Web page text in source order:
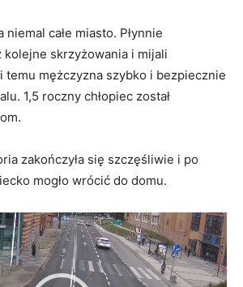
całe miasto. Płynnie
skrzyżowania i mijali
temu mężczyzna szybko i bezpiecznie
1,5 roczny chłopiec został
zakończyła się szczęśliwie i po
mogło wrócić do domu.